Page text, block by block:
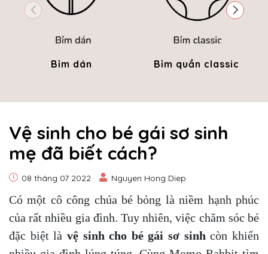
Bỉm dán Bỉm quần classic
Vệ sinh cho bé gái sơ sinh
mẹ đã biết cách?
08 tháng 07 2022 Nguyen Hong Diep
Có một cô công chúa bé bỏng là niềm hạnh phúc
của rất nhiều gia đình. Tuy nhiên, việc chăm sóc bé
đặc biệt là vệ sinh cho bé gái sơ sinh còn khiến